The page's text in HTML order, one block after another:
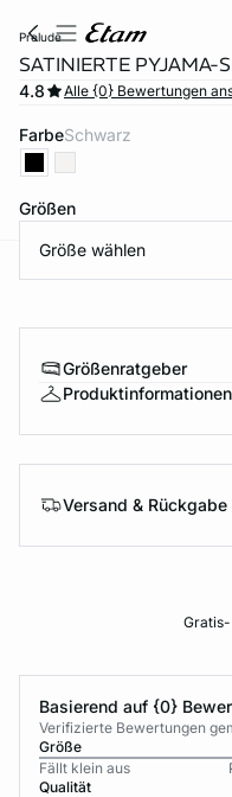
prelude
SATINIERTE PYJAMA-
4.8 Alle {0} Bewertungen
Farbe schwarz
Größen
Größe wählen
Größenratgeber
Versand & Rückgabe
Basierend auf {0}
Verifizierte Bewertungen
Größe
Fällt klein aus
Qualität